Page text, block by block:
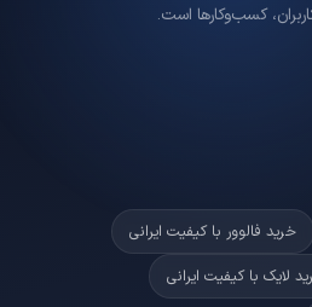
کسب‌وکارها است.
خرید فالوور با کیفیت ایرانی
لایک با کیفیت ایرانی